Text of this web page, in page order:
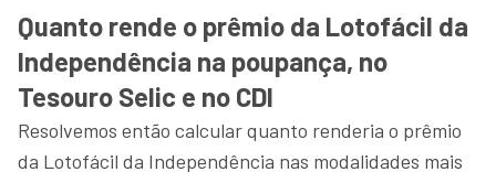
Quanto rende o prêmio da Lotofácil da
Independência na poupança, no
Tesouro Selic e no CDI
Resolvemos então calcular quanto renderia o prêmio
da Lotofácil da Independência nas modalidades mais